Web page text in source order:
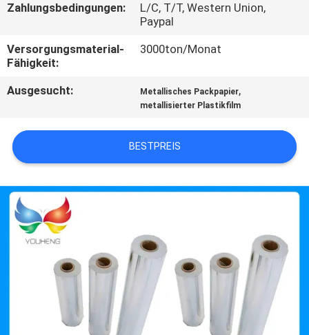
UNS
IN
VERBINDUNG
FORDERN
ZITAT
SITEMAP
DATENSCHUTZRICHTLINIE
Zahlungsbedingungen:
L/C, T/T, Western Union,
Paypal
Versorgungsmaterial-
Fähigkeit:
3000ton/Monat
Ausgesucht: Metallisches Packpapier,
metallisierter Plastikfilm
BESTPREIS